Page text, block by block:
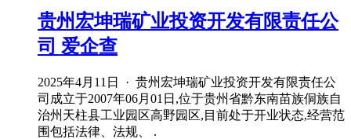
贵州宏坤瑞矿业投资开发有限责任公
司 爱企查
2025年4月11日 · 贵州宏坤瑞矿业投资开发有限责任公
司成立于2007年06月01日,位于贵州省黔东南苗族侗族自
治州天柱县工业园区高野园区,目前处于开业状态,经营范
围包括法律、法规、 .